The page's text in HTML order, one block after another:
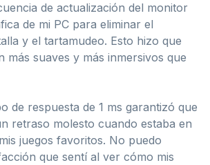
de actualización del monitor
de mi PC para eliminar el
y el tartamudeo. Esto hizo que
más suaves y más inmersivos que
de respuesta de 1 ms garantizó que
retraso molesto cuando estaba en
juegos favoritos. No puedo
que sentí al ver cómo mis